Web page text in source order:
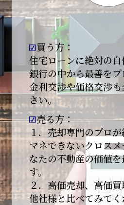
今後とも変わらぬご支援、ご
う、何卒よろしくお願い申し
2026-01-09
【新年あけましておめでと
本日より始業いたしました。
昨年は多くのご縁とご支援
感謝申し上げます。
本年も地域に根ざし、誠実な
参ります。
引き続きどうぞよろしくお
2025-12-20
【年末年始休業のお知らせ】
買う方：
住宅ローンに絶対の
銀行の中から最善をプ
金利交渉や価格交渉
さい。
売る方：
１．売却専門のプロ
マネできないクロス
なたの不動産の価値
す。
２．高価売却、高価買
他社様と比べてみてく